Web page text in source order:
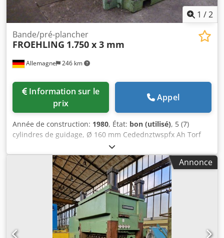
1 /2
Allemagne 246 km
Bande/pré-plancher
FROEHLING 1.750 x 3 mm
prix
Appel
Année de construction: 1980, État: bon (utilisé), 5 (7)
cylindres de guidage, Ø 160 mm Cedednztwspfx Ah Torf
Largeur de la bande : max. 1 750 mm Épaisseur de la
bande : 0,4 à 3 mm
Annonce